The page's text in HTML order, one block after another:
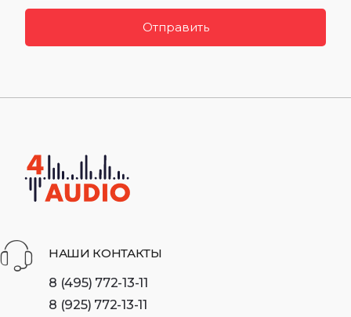
Отправить
НАШИ КОНТАКТЫ
8 (495) 772-13-11
8 (925) 772-13-11